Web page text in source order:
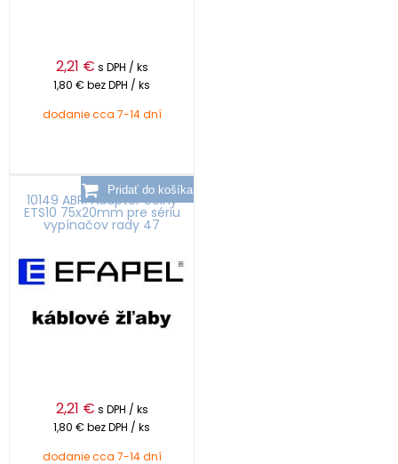
2,21 € s DPH / ks
1,80 € bez DPH / ks
dodanie cca 7-14 dní
10149 ABR: Adapter čelný
ETS10 75x20mm pre sériu
vypínačov rady 47
2,21 € s DPH / ks
1,80 € bez DPH / ks
dodanie cca 7-14 dní